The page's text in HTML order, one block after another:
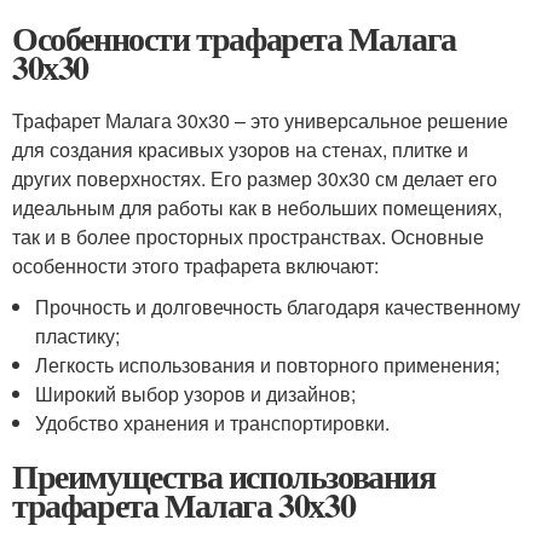
Особенности трафарета Малага
30х30
Трафарет Малага 30х30 – это универсальное решение
для создания красивых узоров на стенах, плитке и
других поверхностях. Его размер 30х30 см делает его
идеальным для работы как в небольших помещениях,
так и в более просторных пространствах. Основные
особенности этого трафарета включают:
Прочность и долговечность благодаря качественному
пластику;
Легкость использования и повторного применения;
Широкий выбор узоров и дизайнов;
Удобство хранения и транспортировки.
Преимущества использования
трафарета Малага 30х30